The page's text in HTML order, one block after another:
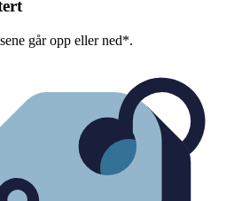
går opp eller ned*.